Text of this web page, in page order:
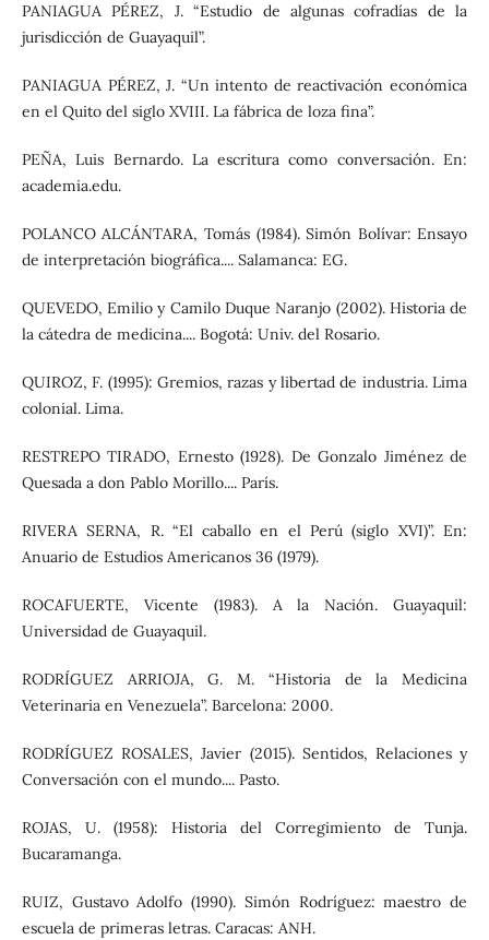
PANIAGUA PÉREZ, J. “Estudio de algunas cofradías de la
jurisdicción de Guayaquil”.
PANIAGUA PÉREZ, J. “Un intento de reactivación económica
en el Quito del siglo XVIII. La fábrica de loza fina”.
PEÑA, Luis Bernardo. La escritura como conversación. En:
academia.edu.
POLANCO ALCÁNTARA, Tomás (1984). Simón Bolívar: Ensayo
de interpretación biográfica.... Salamanca: EG.
QUEVEDO, Emilio y Camilo Duque Naranjo (2002). Historia de
la cátedra de medicina.... Bogotá: Univ. del Rosario.
QUIROZ, F. (1995): Gremios, razas y libertad de industria. Lima
colonial. Lima.
RESTREPO TIRADO, Ernesto (1928). De Gonzalo Jiménez de
Quesada a don Pablo Morillo.... París.
RIVERA SERNA, R. “El caballo en el Perú (siglo XVI)”. En:
Anuario de Estudios Americanos 36 (1979).
ROCAFUERTE, Vicente (1983). A la Nación. Guayaquil:
Universidad de Guayaquil.
RODRÍGUEZ ARRIOJA, G. M. “Historia de la Medicina
Veterinaria en Venezuela”. Barcelona: 2000.
RODRÍGUEZ ROSALES, Javier (2015). Sentidos, Relaciones y
Conversación con el mundo.... Pasto.
ROJAS, U. (1958): Historia del Corregimiento de Tunja.
Bucaramanga.
RUIZ, Gustavo Adolfo (1990). Simón Rodríguez: maestro de
escuela de primeras letras. Caracas: ANH.